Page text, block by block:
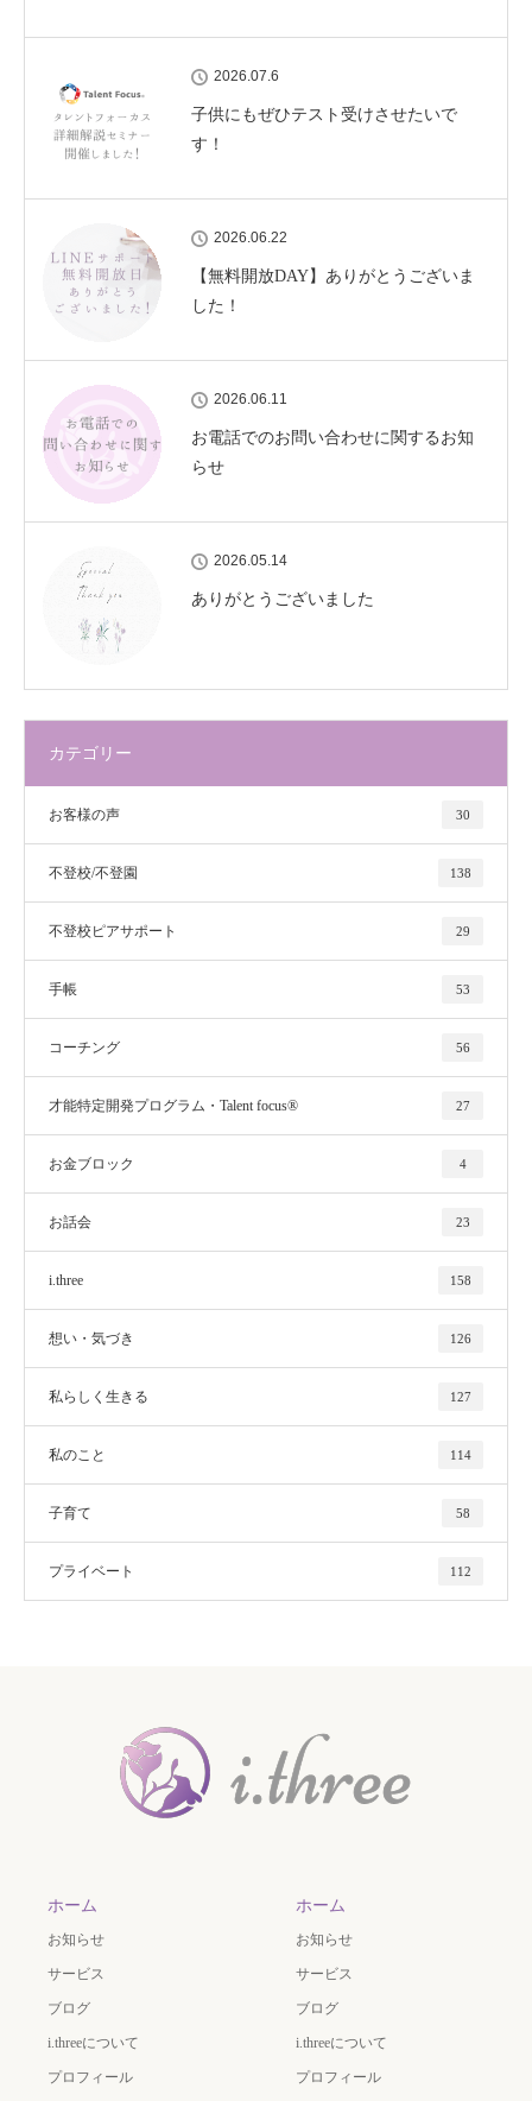
2026.07.6
子供にもぜひテスト受けさせたいで
す！
2026.06.22
【無料開放DAY】ありがとうございま
した！
2026.06.11
お電話でのお問い合わせに関するお知
らせ
2026.05.14
ありがとうございました
カテゴリー
お客様の声 30
不登校/不登園 138
不登校ピアサポート 29
手帳 53
コーチング 56
才能特定開発プログラム・Talent focus® 27
お金ブロック 4
お話会 23
i.three 158
想い・気づき 126
私らしく生きる 127
私のこと 114
子育て 58
プライベート 112
ホーム
お知らせ
サービス
ブログ
i.threeについて
プロフィール
ホーム
お知らせ
サービス
ブログ
i.threeについて
プロフィール